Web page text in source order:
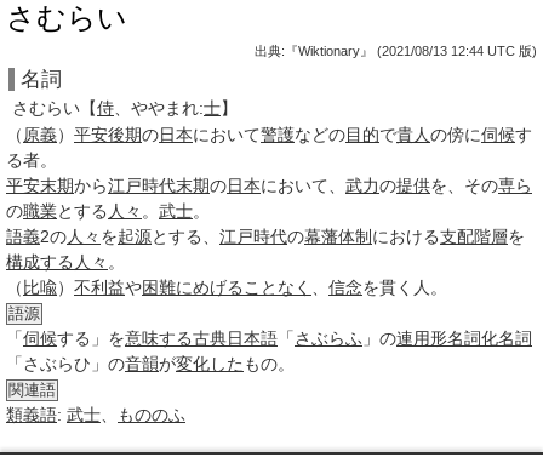
さむらい
出典:『Wiktionary』 (2021/08/13 12:44 UTC 版)
名詞
さむらい 【侍、 ややまれ:士】
（原義） 平安後期の日本において警護などの目的で貴人の傍に伺候す
る者。
平安末期から江戸時代末期の日本において、 武力の提供を、その専ら
の職業とする 人々 。 武士。
語義2の人々 を起源とする、 江戸時代の幕藩体制 における支配階層を
構成する 人々 。
（ 比喩） 不利益や困難にめげることなく 、 信念を貫く人。
語源
「伺候する」を意味する古典日本語 「さぶらふ 」の連用形名詞化名詞
「さぶらひ」の音韻が変化した もの。
関連語
類義語: 武士、 もののふ